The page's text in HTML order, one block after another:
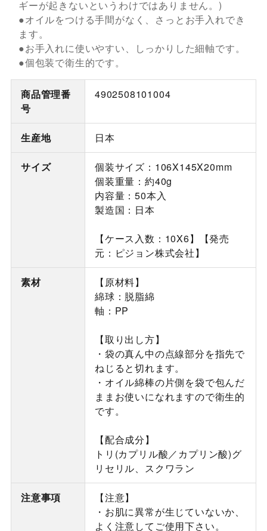
ギーが起きないというわけではありません。)
●オイルをつける手間がなく、さっとお手入れでき
ます。
●お手入れに使いやすい、しっかりした細軸です。
●個包装で衛生的です。
商品管理番
号
4902508101004
生産地 日本
サイズ
個装サイズ：106X145X20mm
個装重量：約40g
内容量：50本入
製造国：日本
【ケース入数：10X6】【発売
元：ピジョン株式会社】
素材
【原材料】
綿球：脱脂綿
軸：PP
【取り出し方】
・袋の真ん中の点線部分を指先で
ねじると切れます。
・オイル綿棒の片側を袋で包んだ
ままお使いになれますので衛生的
です。
【配合成分】
トリ(カプリル酸／カプリン酸)グ
リセリル、スクワラン
注意事項
【注意】
・お肌に異常が生じていないか、
よく注意してご使用下さい。